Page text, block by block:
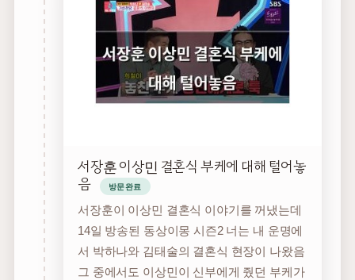
서장훈 이상민 결혼식 부케에 대해 털어놓
음
방문완료
서장훈이 이상민 결혼식 이야기를 꺼냈는데
14일 방송된 동상이몽 시즌2 너는 내 운명에
서 박하나와 김태술의 결혼식 현장이 나왔음
그 중에서도 이상민이 신부에게 줬던 부케가